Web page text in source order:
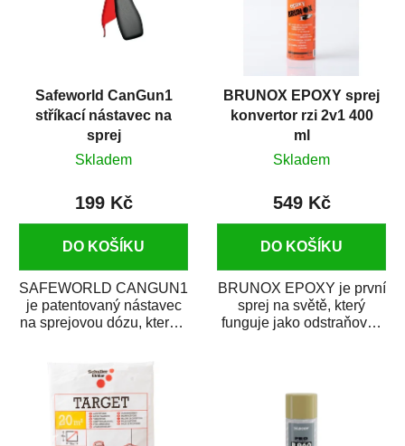
Safeworld CanGun1
stříkací nástavec na
sprej
Skladem
199 Kč
DO KOŠÍKU
SAFEWORLD CANGUN1
je patentovaný nástavec
na sprejovou dózu, který ji
BRUNOX EPOXY sprej
konvertor rzi 2v1 400
ml
Skladem
549 Kč
DO KOŠÍKU
BRUNOX EPOXY je první
sprej na světě, který
funguje jako odstraňovač